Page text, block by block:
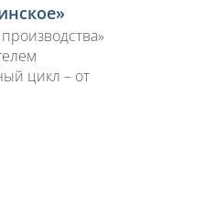
цикл – от